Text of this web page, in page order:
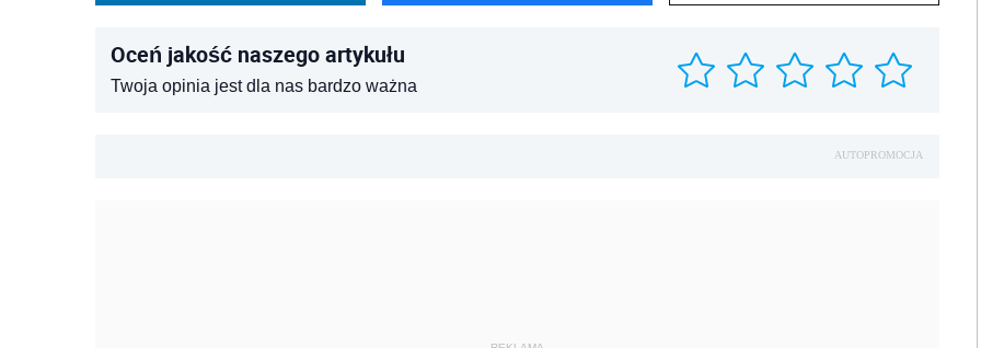
Oceń jakość naszego artykułu
Twoja opinia jest dla nas bardzo ważna
AUTOPROMOCJA